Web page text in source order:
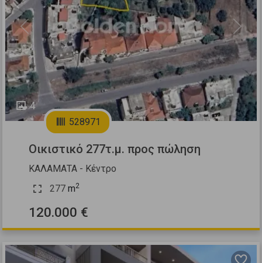
4
Previous Next
528971
Οικιστικό 277τ.μ. προς πώληση
ΚΑΛΑΜΑΤΑ - Κέντρο
277 m2
120.000 €